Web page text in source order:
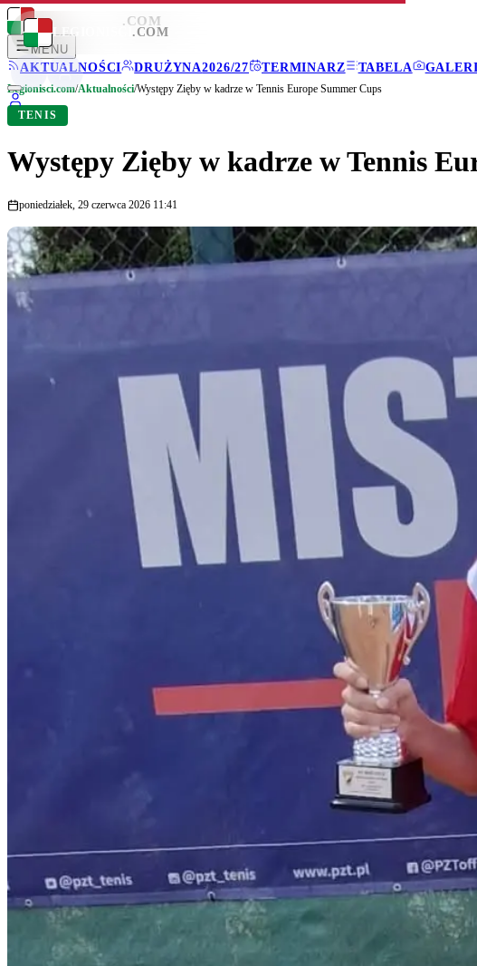
LEGIONISCI .COM
MENU
AKTUALNOŚCI
DRUŻYNA2026/27 TERMINARZ TABELA
LEGIONISCI .COM
Legionisci.com/Aktualności/Występy Zięby w kadrze w Tennis Europe Summer Cups
TENIS
Występy Zięby w kadrze w Tennis
poniedziałek, 29 czerwca 2026 11:41